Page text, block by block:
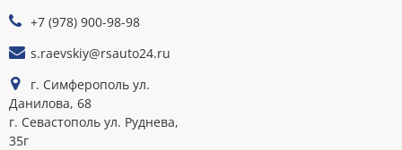
+7 (978) 900-98-98
s.raevskiy@rsauto24.ru
г. Симферополь ул.
Данилова, 68
г. Севастополь ул. Руднева,
35г